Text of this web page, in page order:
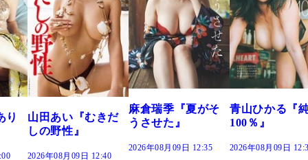
きだ
麻倉瑞季『夏がそ
うさせた』
青山ひかる『純度
100％』
2026年08月09日 12:30
溝端 葵『も
つの、あお
で。』
2026年08月09日